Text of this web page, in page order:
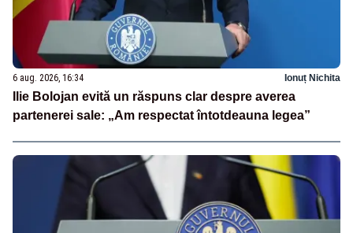
6 aug. 2026, 16:34 Ionuț Nichita
Ilie Bolojan evită un răspuns clar despre averea
partenerei sale: „Am respectat întotdeauna legea”